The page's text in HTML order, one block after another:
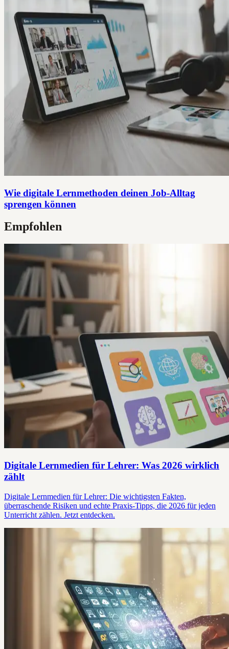
Wie digitale Lernmethoden deinen Job-Alltag
sprengen können
Empfohlen
Digitale Lernmedien für Lehrer: Was 2026 wirklich
zählt
Digitale Lernmedien für Lehrer: Die wichtigsten Fakten,
überraschende Risiken und echte Praxis-Tipps, die 2026 für jeden
Unterricht zählen. Jetzt entdecken.